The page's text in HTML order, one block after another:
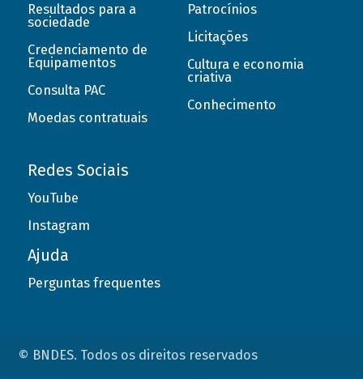
Resultados para a
sociedade
Credenciamento de
Equipamentos
Consulta PAC
Moedas contratuais
Patrocínios
Licitações
Cultura e economia
criativa
Conhecimento
Redes Sociais
YouTube
Instagram
Ajuda
Perguntas frequentes
© BNDES. Todos os direitos reservados